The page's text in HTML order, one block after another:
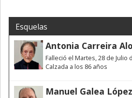
Esquelas
Antonia Carreira
Falleció el Martes, 28 de Julio
Calzada a los 86 años
Manuel Galea López